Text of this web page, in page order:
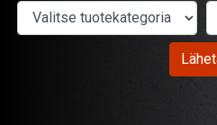
Valitse